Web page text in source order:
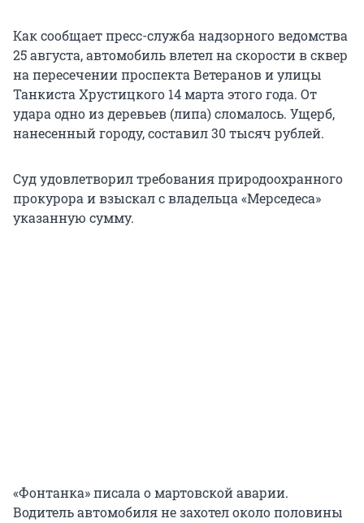
Как сообщает пресс-служба надзорного ведомства
25 августа, автомобиль влетел на скорости в сквер
на пересечении проспекта Ветеранов и улицы
Танкиста Хрустицкого 14 марта этого года. От
удара одно из деревьев (липа) сломалось. Ущерб,
нанесенный городу, составил 30 тысяч рублей.
Суд удовлетворил требования природоохранного
прокурора и взыскал с владельца «Мерседеса»
указанную сумму.
«Фонтанка» писала о мартовской аварии.
Водитель автомобиля не захотел около половины